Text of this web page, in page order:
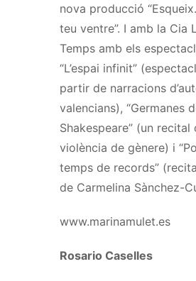
nova producció
teu ventre”. I amb la Cia
Temps amb els
“L’espai infinit”
partir de narracions
valencians), “Germanes
Shakespeare” (un recital
violència de gènere) i
temps de records”
de Carmelina Sànchez-
www.marinamulet.es
Rosario Caselles